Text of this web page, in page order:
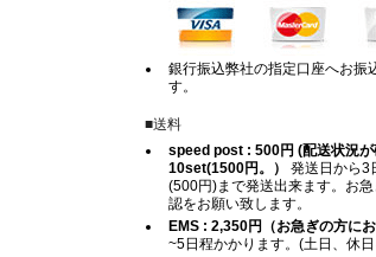
銀行振込弊社の指定口座へお振
す。
■送料
speed post : 500円 (配送状況
10set(1500円。）
発送日から3
(500円)まで発送出来ます。お
認をお願い致します。
EMS : 2,350円（お急ぎの方に
~5日程かかります。(土日、休